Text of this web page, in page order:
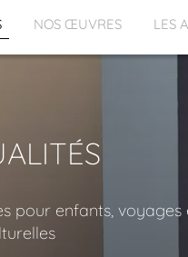
NOS ŒUVRES LES
pour enfants, voyages